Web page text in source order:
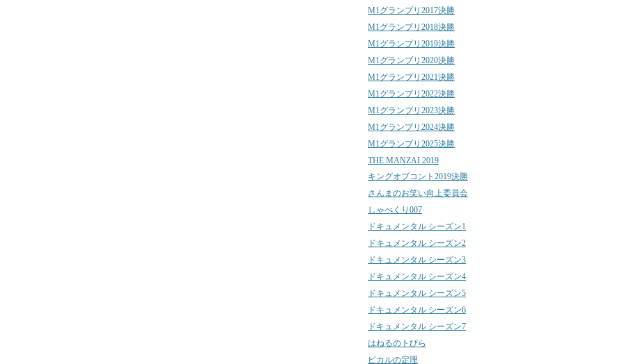
M1グランプリ2017決勝
M1グランプリ2018決勝
M1グランプリ2019決勝
M1グランプリ2020決勝
M1グランプリ2021決勝
M1グランプリ2022決勝
M1グランプリ2023決勝
M1グランプリ2024決勝
M1グランプリ2025決勝
THE MANZAI 2019
キングオブコント2019決勝
さんまのお笑い向上委員会
しゃべくり007
ドキュメンタル シーズン1
ドキュメンタル シーズン2
ドキュメンタル シーズン3
ドキュメンタル シーズン4
ドキュメンタル シーズン5
ドキュメンタル シーズン6
ドキュメンタル シーズン7
はねるのトびら
ピカルの定理